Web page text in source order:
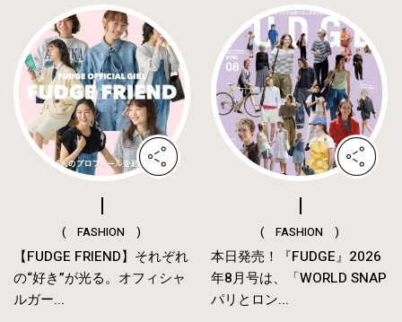
( FASHION )
【FUDGE FRIEND】それぞれ
の“好き”が光る。オフィシャ
ルガー...
( FASHION )
本日発売！『FUDGE』2026
年8月号は、「WORLD SNAP
パリとロン...